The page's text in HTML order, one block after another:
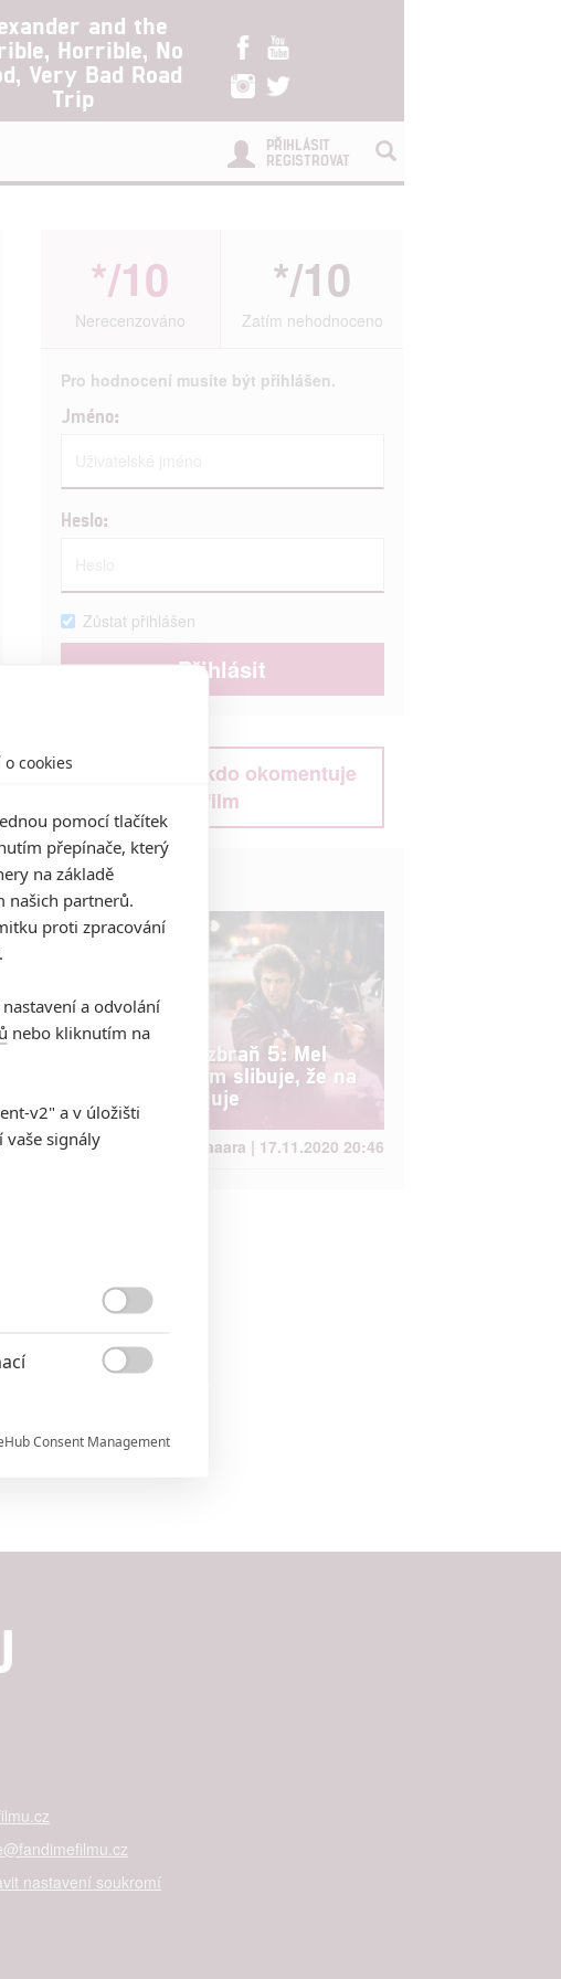
and the
Horrible, No
Very Bad Road
Trip
PŘIHLÁSIT
REGISTROVAT
*/10
Nerecenzováno
*/10
Zatím nehodnoceno
Pro hodnocení musíte být přihlášen.
Jméno:
Heslo:
Zůstat přihlášen
Buďte první kdo okomentuje
film
Život filmu
Smrtonosná zbraň 5: Mel
Gibson fandům slibuje, že na
filmu se pracuje
Jaaaara | 17.11.2020 20:46
nastavení soukromí
cookies
pomocí tlačítek
přepínače, který
na základě
našich partnerů.
proti zpracování
a odvolání
nebo kliknutím na
v2" a v úložišti
vaše signály

partnerům
chyb,
Consent Management